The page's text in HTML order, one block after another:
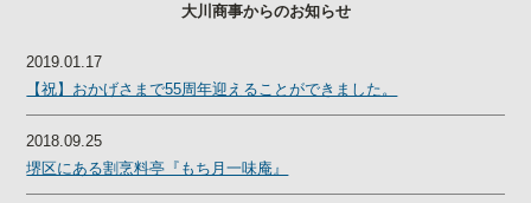
大川商事からのお知らせ
2019.01.17
【祝】おかげさまで55周年迎えることができました。
2018.09.25
堺区にある割烹料亭『もち月一味庵』